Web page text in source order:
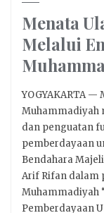
Menata
Melalui
YOGYAKARTA
Muhammadiyah
dan penguatan
pemberdayaan
Bendahara
Arif Rifan dalam
Muhammadiyah
Pemberdayaan